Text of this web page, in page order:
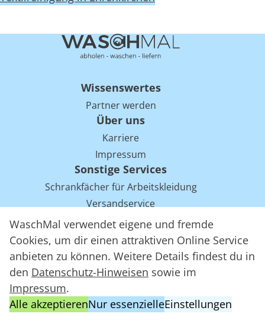
WaschMal verwendet eigene und fremde
Cookies, um dir einen attraktiven Online Service
anbieten zu können. Weitere Details findest du in
den Datenschutz-Hinweisen sowie im
Impressum.
Alle akzeptierenNur essenzielleEinstellungen
Wissenswertes
Partner werden
Über uns
Karriere
Impressum
Sonstige Services
Schrankfächer für Arbeitskleidung
Versandservice
Einsparpotentiale für Mietwäsche bei Arbeitskleidung
Arbeitskleidung Tracking mit RFID
WaschMal GmbH 2016 – 2026
Datenschutz
Allgemeine Geschäftsbedingungen